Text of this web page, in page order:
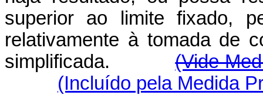
superior ao limite fixado,
relativamente à tomada de
simplificada.(Vide
(Incluído pela Medida